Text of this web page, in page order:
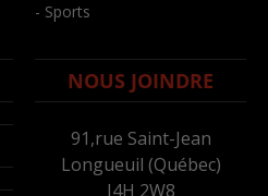
- Sports
NOUS JOINDRE
91,rue Saint-Jean
Longueuil (Québec)
J4H 2W8